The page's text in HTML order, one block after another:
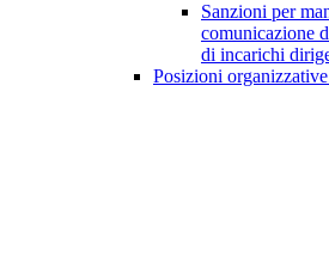
Sanzioni per
comunicazione
di incarichi
Posizioni organizzative